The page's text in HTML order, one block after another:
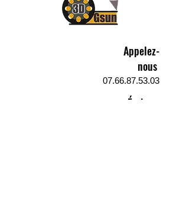
Appelez-
nous
07.66.87.53.03
Écrivez-